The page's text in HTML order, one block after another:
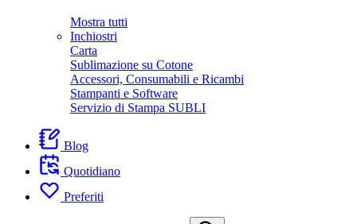
Mostra tutti
Inchiostri
Carta
Sublimazione su Cotone
Accessori, Consumabili e Ricambi
Stampanti e Software
Servizio di Stampa SUBLI
Blog
Quotidiano
Preferiti